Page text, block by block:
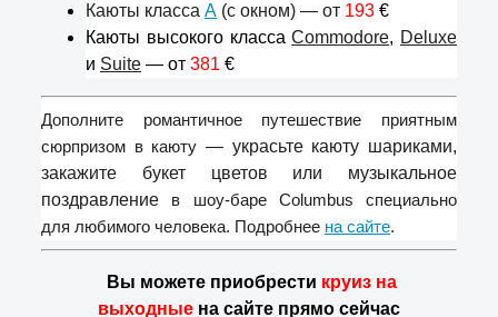
Каюты класса А (с окном) — от 193 €
Каюты высокого классаCommodore, Deluxe
и Suite — от 381 €
Дополните романтичное путешествие приятным
сюрпризом в каюту — украсьте каюту шариками,
закажите букет цветов или музыкальное
поздравление в шоу-баре Columbus специально
для любимого человека. Подробнее на сайте.
Вы можете приобрести круиз на
выходные на сайте прямо сейчас